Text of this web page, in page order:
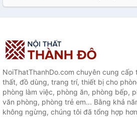
NoiThatThanhDo.com chuyên cung cấp
thất, đồ dùng, trang trí, thiết bị cho
phòng làm việc, phòng ăn, phòng bếp,
văn phòng, phòng trẻ em... Bằng khả
không ngừng, chúng tôi đã tổng hợp